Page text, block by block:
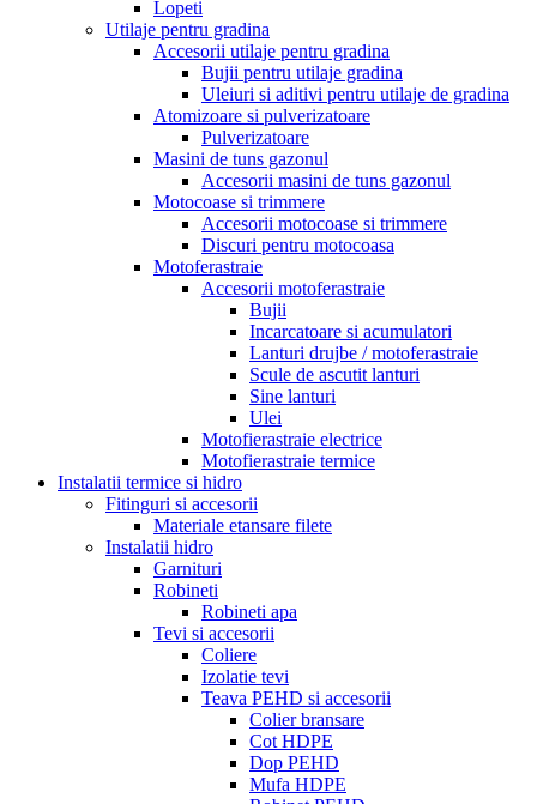
Lopeti
Utilaje pentru gradina
Accesorii utilaje pentru gradina
Bujii pentru utilaje gradina
Uleiuri si aditivi pentru utilaje de gradina
Atomizoare si pulverizatoare
Pulverizatoare
Masini de tuns gazonul
Accesorii masini de tuns gazonul
Motocoase si trimmere
Accesorii motocoase si trimmere
Discuri pentru motocoasa
Motoferastraie
Accesorii motoferastraie
Bujii
Incarcatoare si acumulatori
Lanturi drujbe / motoferastraie
Scule de ascutit lanturi
Sine lanturi
Ulei
Motofierastraie electrice
Motofierastraie termice
Instalatii termice si hidro
Fitinguri si accesorii
Materiale etansare filete
Instalatii hidro
Garnituri
Robineti
Robineti apa
Tevi si accesorii
Coliere
Izolatie tevi
Teava PEHD si accesorii
Colier bransare
Cot HDPE
Dop PEHD
Mufa HDPE